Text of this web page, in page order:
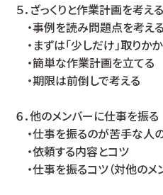
５．ざっくりと作業計画を考える
・事例を読み問題点を考え
・まずは「少しだけ」取りか
・簡単な作業計画を立てる
・期限は前倒しで考える
６．他のメンバーに仕事を振る
・仕事を振るのが苦手な人
・依頼する内容とコツ
・仕事を振るコツ（対他のメ